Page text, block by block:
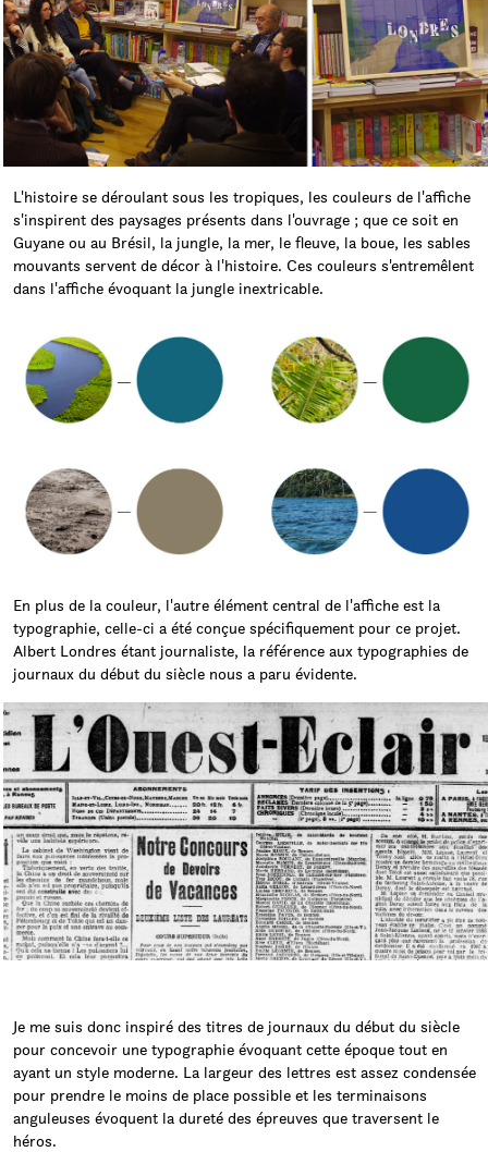
L'histoire se déroulant sous les tropiques, les couleurs de l'affiche
s'inspirent des paysages présents dans l'ouvrage ; que ce soit en
Guyane ou au Brésil, la jungle, la mer, le fleuve, la boue, les sables
mouvants servent de décor à l'histoire. Ces couleurs s'entremêlent
dans l'affiche évoquant la jungle inextricable.
En plus de la couleur, l'autre élément central de l'affiche est la
typographie, celle-ci a été conçue spécifiquement pour ce projet.
Albert Londres étant journaliste, la référence aux typographies de
journaux du début du siècle nous a paru évidente.
Je me suis donc inspiré des titres de journaux du début du siècle
pour concevoir une typographie évoquant cette époque tout en
ayant un style moderne. La largeur des lettres est assez condensée
pour prendre le moins de place possible et les terminaisons
anguleuses évoquent la dureté des épreuves que traversent le
héros.